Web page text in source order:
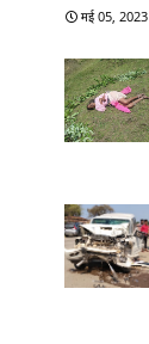
मई 05, 2023